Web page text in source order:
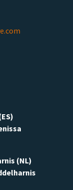
(NL)